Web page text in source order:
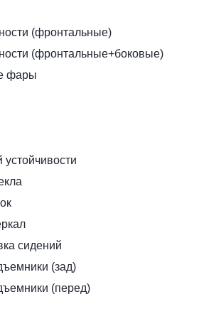
(фронтальные)
(фронтальные+боковые)
фары
сидений
(зад)
(перед)